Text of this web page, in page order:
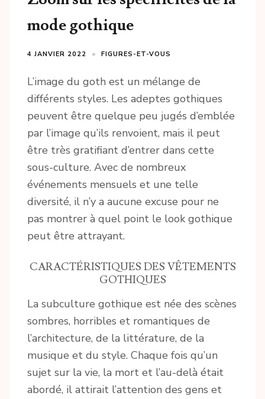
mode gothique
4 JANVIER 2022 FIGURES-ET-VOUS
L’image du goth est un mélange de
différents styles. Les adeptes gothiques
peuvent être quelque peu jugés d’emblée
par l’image qu’ils renvoient, mais il peut
être très gratifiant d’entrer dans cette
sous-culture. Avec de nombreux
événements mensuels et une telle
diversité, il n’y a aucune excuse pour ne
pas montrer à quel point le look gothique
peut être attrayant.
CARACTÉRISTIQUES DES VÊTEMENTS
GOTHIQUES
La subculture gothique est née des scènes
sombres, horribles et romantiques de
l’architecture, de la littérature, de la
musique et du style. Chaque fois qu’un
sujet sur la vie, la mort et l’au-delà était
abordé, il attirait l’attention des gens et